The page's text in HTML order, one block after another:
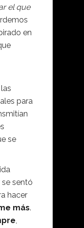
el que
en
para
se
sentó
hacer
más.
,